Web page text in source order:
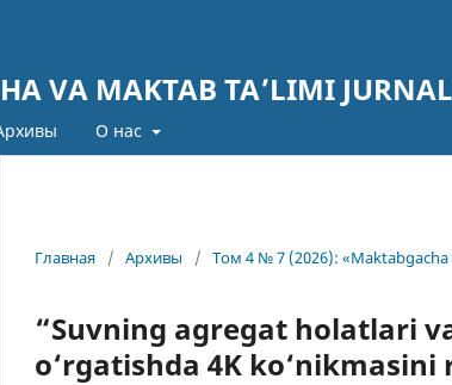
VA MAKTAB TA’LIMI
О нас
Главная / Архивы / Том 4 № 7 (2026):
“Suvning agregat holatlari
o‘rgatishda 4K